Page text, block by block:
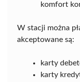
komfort
W stacji można
akceptowane są:
karty
karty